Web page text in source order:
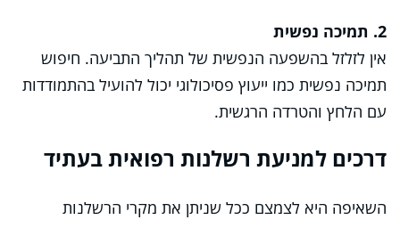
2. תמיכה נפשית
אין לזלזל בהשפעה הנפשית של תהליך התביעה. חיפוש
תמיכה נפשית כמו ייעוץ פסיכולוגי יכול להועיל בהתמודדות
עם הלחץ והטרדה הרגשית.
דרכים למניעת רשלנות רפואית בעתיד
השאיפה היא לצמצם ככל שניתן את מקרי הרשלנות